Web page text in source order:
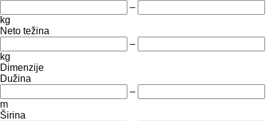
–
kg
Neto težina
–
kg
Dimenzije
Dužina
–
m
Širina